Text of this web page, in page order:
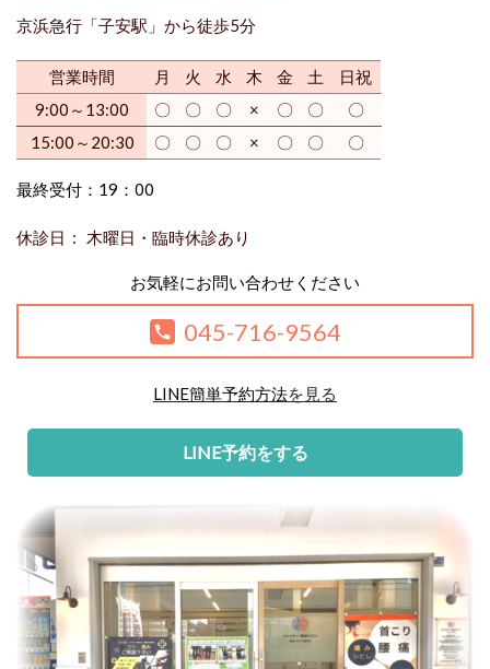
京浜急行「子安駅 」から徒歩5分
営業時間 月 火 水 木 金 土
日祝
9:00～13:00
〇 〇 〇 × 〇 〇
〇
15:00～20:30
〇 〇 〇 × 〇 〇 〇
最終受付：19：00
休診日 : 木曜日・ 臨時休診あり
お気軽にお問い合わせください
045-716-9564
LINE簡単予約方法を見る
LINE予約をする